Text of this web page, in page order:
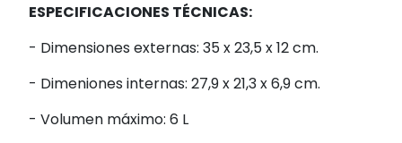
ESPECIFICACIONES TÉCNICAS:
- Dimensiones externas: 35 x 23,5 x 12 cm.
- Dimeniones internas: 27,9 x 21,3 x 6,9 cm.
- Volumen máximo: 6 L